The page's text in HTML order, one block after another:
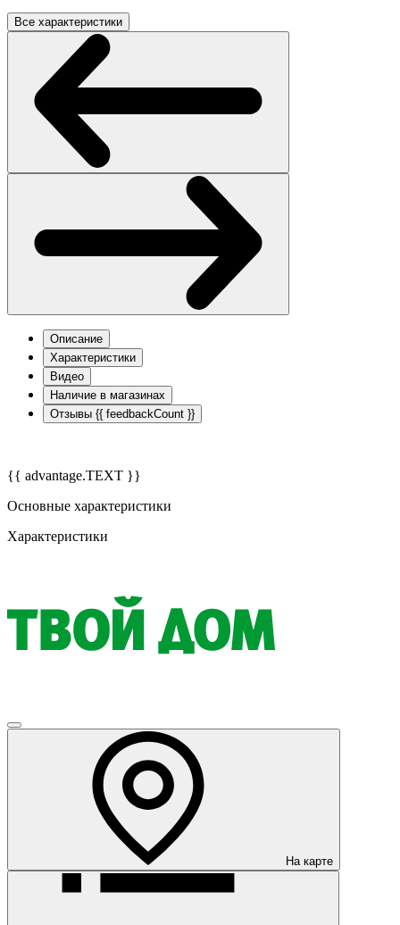
Все характеристики
Описание
Характеристики
Видео
Наличие в магазинах
Отзывы {{ feedbackCount }}
{{ advantage.TEXT }}
Основные характеристики
Характеристики
На карте